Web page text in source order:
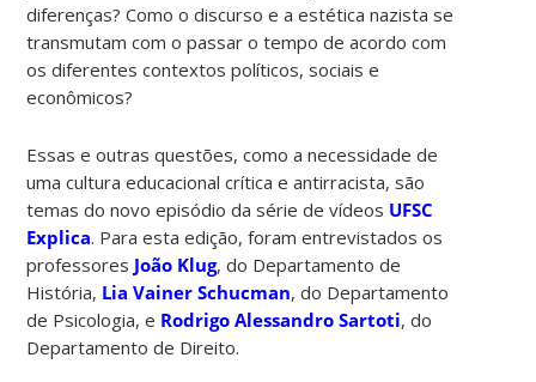
diferenças? Como o discurso e a estética nazista se
transmutam com o passar o tempo de acordo com
os diferentes contextos políticos, sociais e
econômicos?
Essas e outras questões, como a necessidade de
uma cultura educacional crítica e antirracista, são
temas do novo episódio da série de vídeos UFSC
Explica. Para esta edição, foram entrevistados os
professores João Klug, do Departamento de
História, Lia Vainer Schucman, do Departamento
de Psicologia, e Rodrigo Alessandro Sartoti, do
Departamento de Direito.